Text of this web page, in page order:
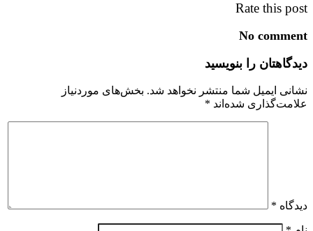
Rate this post
No comment
دیدگاهتان را بنویسید
نشانی ایمیل شما منتشر نخواهد شد. بخش‌های موردنیاز
علامت‌گذاری شده‌اند *
دیدگاه *